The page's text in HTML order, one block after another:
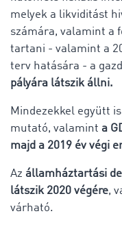
melyek a likviditást
számára, valamint a
tartani - valamint a
terv hatására - a
pályára látszik állni.
Mindezekkel együtt
mutató, valamint a
majd a 2019 év végi
Az államháztartási
látszik 2020 végére,
várható.